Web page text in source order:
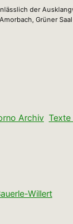
der
Grüner
Archiv Texte
Willert